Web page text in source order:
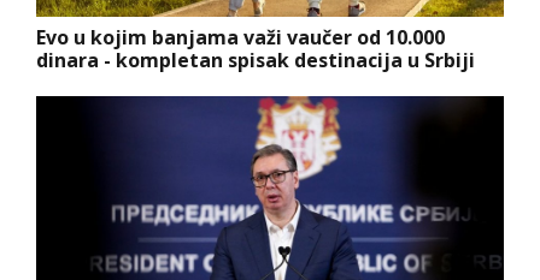
Evo u kojim banjama važi vaučer od 10.000
dinara - kompletan spisak destinacija u Srbiji